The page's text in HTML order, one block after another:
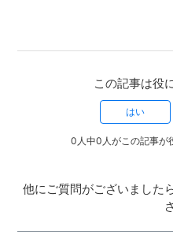
この記事は役
はい
0人中0人がこの記事が
他にご質問がございましたら